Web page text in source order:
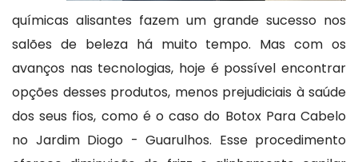
químicas alisantes fazem um grande sucesso nos
salões de beleza há muito tempo. Mas com os
avanços nas tecnologias, hoje é possível encontrar
opções desses produtos, menos prejudiciais à saúde
dos seus fios, como é o caso do Botox Para Cabelo
no Jardim Diogo - Guarulhos. Esse procedimento